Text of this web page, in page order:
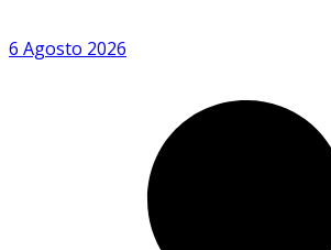
6 Agosto 2026